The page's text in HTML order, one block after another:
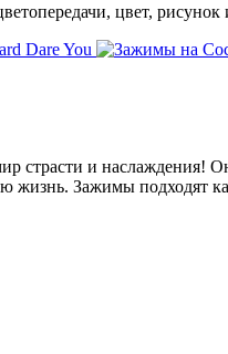
цвет,
страсти и
жизнь. Зажимы подходят